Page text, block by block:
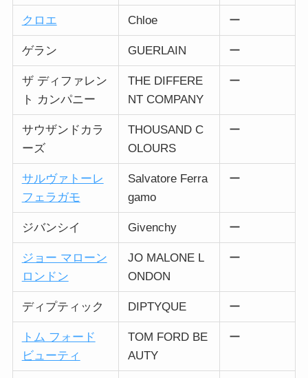
クロエ Chloe ー
ゲラン GUERLAIN ー
ザ ディファレン
ト カンパニー
THE DIFFERE
NT COMPANY
ー
サウザンドカラ
ーズ
THOUSAND C
OLOURS
ー
サルヴァトーレ
フェラガモ
Salvatore Ferra
gamo
ー
ジバンシイ Givenchy ー
ジョー マローン
ロンドン
JO MALONE L
ONDON
ー
ディプティック DIPTYQUE ー
トム フォード
ビューティ
TOM FORD BE
AUTY
ー